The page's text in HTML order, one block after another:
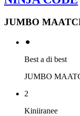
JUMBO
⚫︎
Best a di best
JUMBO
2
Kiniiranee